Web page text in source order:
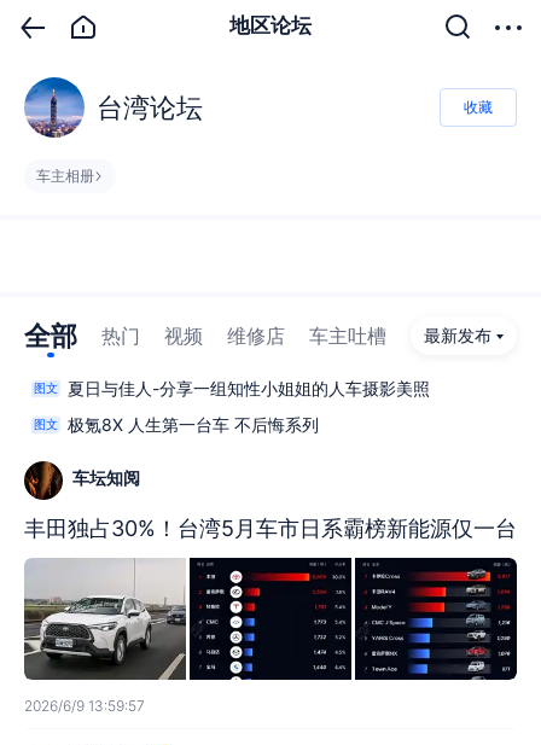
地区论坛
台湾论坛 收藏
车主相册
全部 热门 视频 维修店 车主吐槽 最新发布
夏日与佳人-分享一组知性小姐姐的人车摄影美照
图文
极氪8X 人生第一台车 不后悔系列
图文
车坛知阅
丰田独占30%！台湾5月车市日系霸榜新能源仅一台
2026/6/9 13:59:57